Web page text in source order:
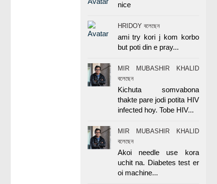
nice
HRIDOY বলেছেন
ami try kori j kom korbo
but poti din e pray...
MIR MUBASHIR KHALID
বলেছেন
Kichuta somvabona
thakte pare jodi potita HIV
infected hoy. Tobe HIV...
MIR MUBASHIR KHALID
বলেছেন
Akoi needle use kora
uchit na. Diabetes test er
oi machine...